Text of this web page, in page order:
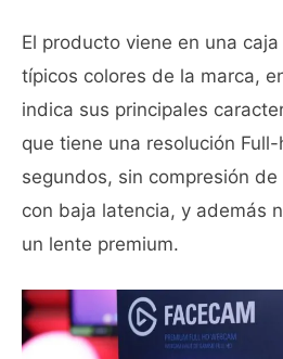
El producto viene en una
típicos colores de la marca,
indica sus principales
que tiene una resolución
segundos, sin compresión
con baja latencia, y además
un lente premium.